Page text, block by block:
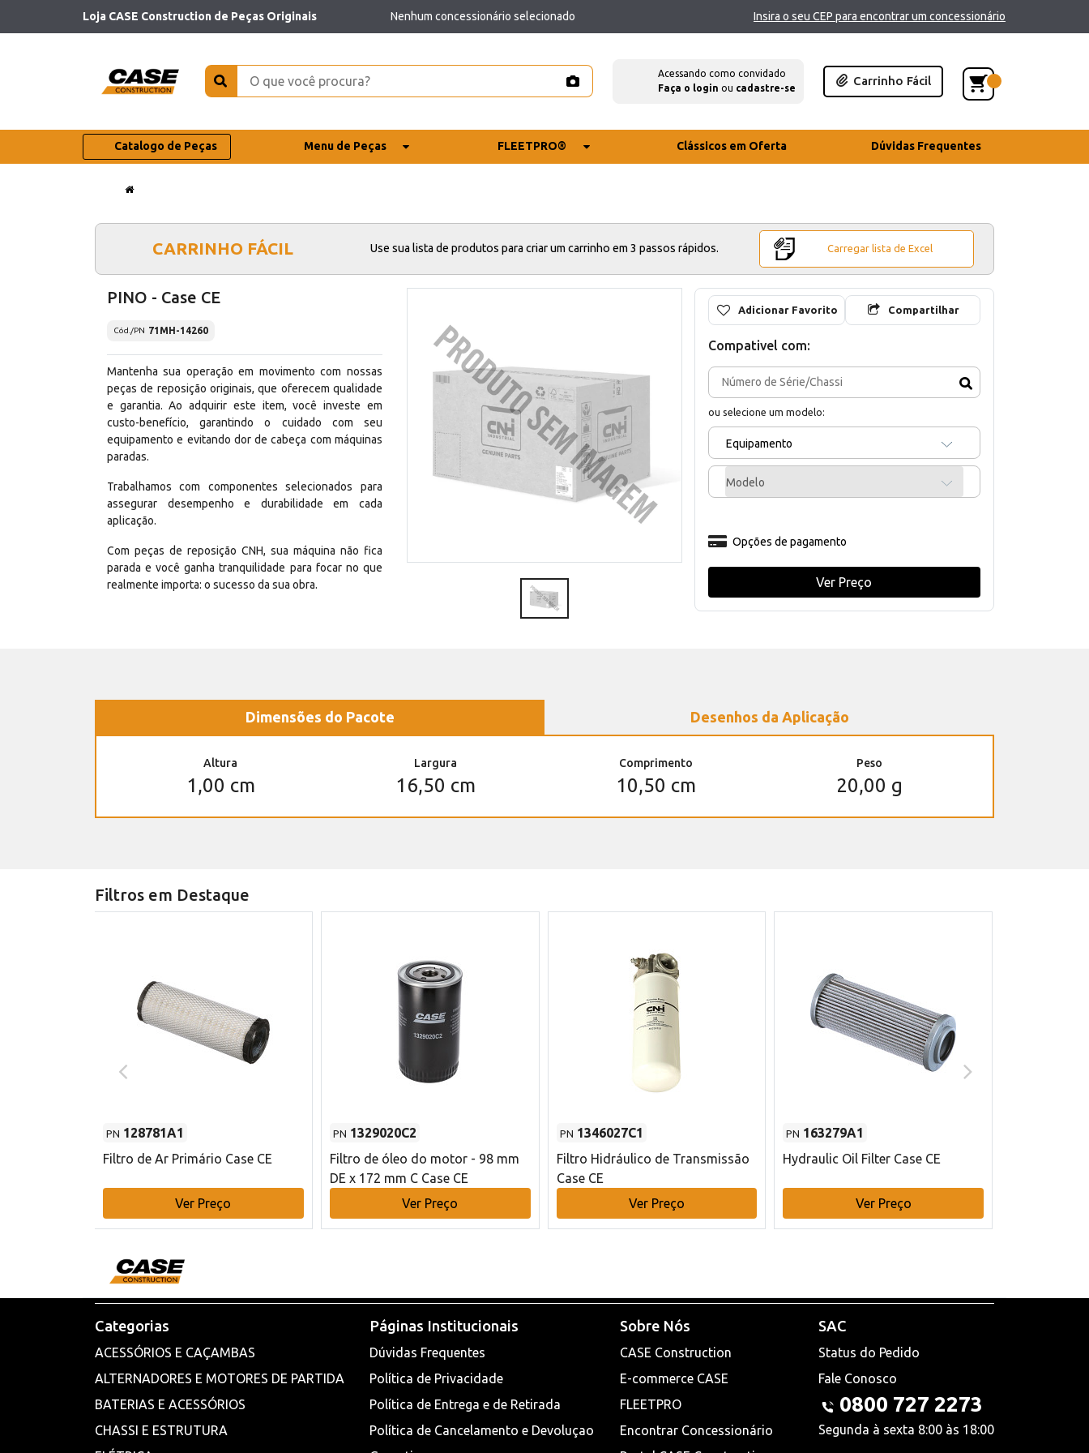
Loja CASE Construction de Peças Originais Nenhum concessionário selecionado Insira o seu CEP para encontrar um concessionário
Acessando como convidado
Faça o login ou cadastre-se
Carrinho Fácil
Catalogo de Peças Menu de Peças FLEETPRO® Clássicos em Oferta Dúvidas Frequentes
CARRINHO FÁCIL Use sua lista de produtos para criar um carrinho em 3 passos rápidos. Carregar lista de Excel
PINO - Case CE
Cód./PN 71MH-14260
Mantenha sua operação em movimento com nossas
peças de reposição originais, que oferecem qualidade
e garantia. Ao adquirir este item, você investe em
custo-benefício, garantindo o cuidado com seu
equipamento e evitando dor de cabeça com máquinas
paradas.
Trabalhamos com componentes selecionados para
assegurar desempenho e durabilidade em cada
aplicação.
Com peças de reposição CNH, sua máquina não fica
parada e você ganha tranquilidade para focar no que
realmente importa: o sucesso da sua obra.
Adicionar Favorito Compartilhar
Compativel com:
ou selecione um modelo:
Equipamento
Modelo
Opções de pagamento
Ver Preço
Dimensões do Pacote Desenhos da Aplicação
Altura
1,00 cm
Largura
16,50 cm
Comprimento
10,50 cm
Peso
20,00 g
Filtros em Destaque
PN 128781A1
Filtro de Ar Primário Case CE
Ver Preço
PN 1329020C2
Filtro de óleo do motor - 98 mm
DE x 172 mm C Case CE
Ver Preço
PN 1346027C1
Filtro Hidráulico de Transmissão
Case CE
Ver Preço
PN 163279A1
Hydraulic Oil Filter Case CE
Ver Preço
Categorias
ACESSÓRIOS E CAÇAMBAS
ALTERNADORES E MOTORES DE PARTIDA
BATERIAS E ACESSÓRIOS
CHASSI E ESTRUTURA
Páginas Institucionais
Dúvidas Frequentes
Política de Privacidade
Política de Entrega e de Retirada
Política de Cancelamento e Devoluçao
Sobre Nós
CASE Construction
E-commerce CASE
FLEETPRO
Encontrar Concessionário
SAC
Status do Pedido
Fale Conosco
0800 727 2273
Segunda à sexta 8:00 às 18:00